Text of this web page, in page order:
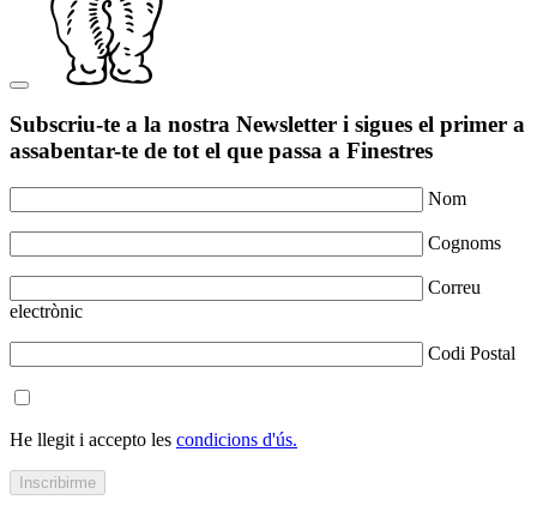
Subscriu-te a la nostra Newsletter i sigues el primer a
assabentar-te de tot el que passa a Finestres
Nom
Cognoms
Correu
electrònic
Codi Postal
He llegit i accepto les condicions d'ús.